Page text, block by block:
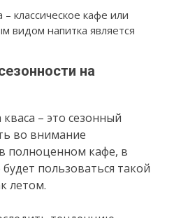
классическое кафе или
видом напитка является
на
– это сезонный
во внимание
полноценном кафе, в
пользоваться такой
летом.